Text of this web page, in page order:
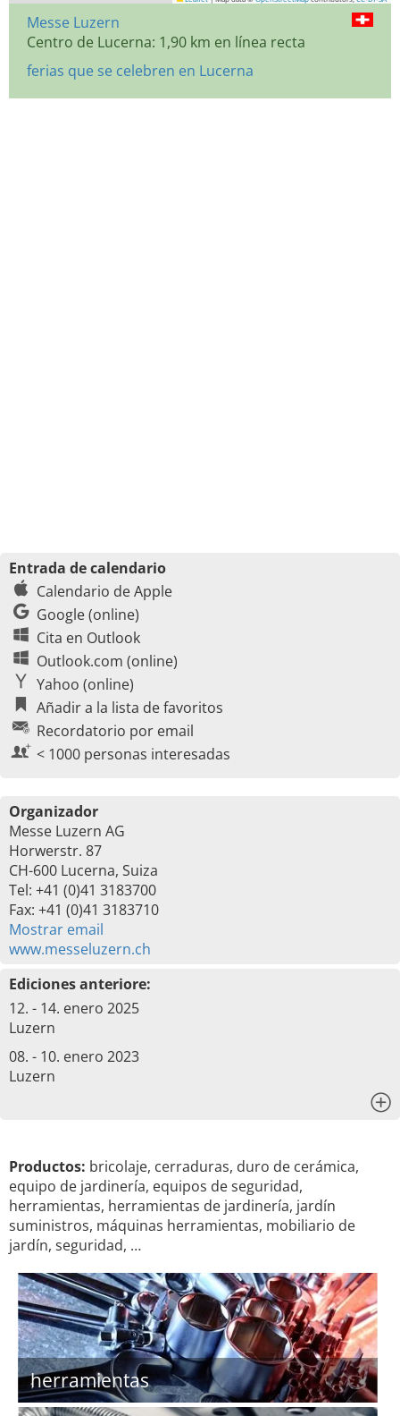
Messe Luzern
Centro de Lucerna: 1,90 km en línea recta
ferias que se celebren en Lucerna
Entrada de calendario
Calendario de Apple
Google (online)
Cita en Outlook
Outlook.com (online)
Yahoo (online)
Añadir a la lista de favoritos
Recordatorio por email
< 1000 personas interesadas
Organizador
Messe Luzern AG
Horwerstr. 87
CH-600 Lucerna, Suiza
Tel: +41 (0)41 3183700
Fax: +41 (0)41 3183710
Mostrar email
www.messeluzern.ch
Ediciones anteriore:
12. - 14. enero 2025
Luzern
08. - 10. enero 2023
Luzern
Productos: bricolaje, cerraduras, duro de cerámica,
equipo de jardinería, equipos de seguridad,
herramientas, herramientas de jardinería, jardín
suministros, máquinas herramientas, mobiliario de
jardín, seguridad, …
herramientas